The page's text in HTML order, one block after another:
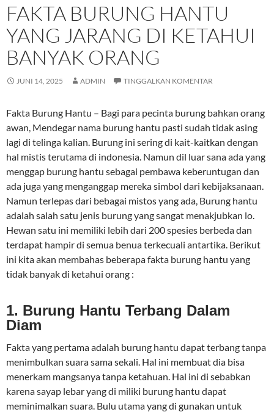
FAKTA BURUNG HANTU
YANG JARANG DI KETAHUI
BANYAK ORANG
JUNI 14, 2025 ADMIN TINGGALKAN KOMENTAR
Fakta Burung Hantu – Bagi para pecinta burung bahkan orang
awan, Mendegar nama burung hantu pasti sudah tidak asing
lagi di telinga kalian. Burung ini sering di kait-kaitkan dengan
hal mistis terutama di indonesia. Namun dil luar sana ada yang
menggap burung hantu sebagai pembawa keberuntugan dan
ada juga yang menganggap mereka simbol dari kebijaksanaan.
Namun terlepas dari bebagai mistos yang ada, Burung hantu
adalah salah satu jenis burung yang sangat menakjubkan lo.
Hewan satu ini memiliki lebih dari 200 spesies berbeda dan
terdapat hampir di semua benua terkecuali antartika. Berikut
ini kita akan membahas beberapa fakta burung hantu yang
tidak banyak di ketahui orang :
1. Burung Hantu Terbang Dalam
Diam
Fakta yang pertama adalah burung hantu dapat terbang tanpa
menimbulkan suara sama sekali. Hal ini membuat dia bisa
menerkam mangsanya tanpa ketahuan. Hal ini di sebabkan
karena sayap lebar yang di miliki burung hantu dapat
meminimalkan suara. Bulu utama yang di gunakan untuk